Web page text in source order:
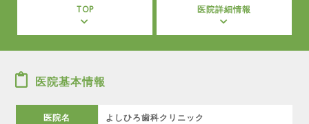
TOP 医院詳細情報
医院基本情報
医院名 よしひろ歯科クリニック